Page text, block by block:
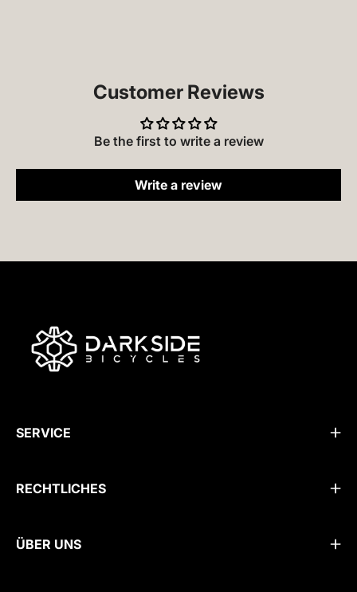
Customer Reviews
Be the first to write a review
Write a review
SERVICE
RECHTLICHES
ÜBER UNS